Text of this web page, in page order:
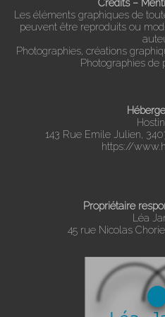
Les éléments graphiques de
peuvent être reproduits ou
Photographies, créations
Photographies de
143 Rue Emile Julien,
https://
Propriétaire
Léa
45 rue Nicolas